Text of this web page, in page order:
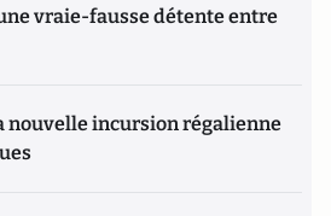
vraie-fausse détente entre
nouvelle incursion régalienne